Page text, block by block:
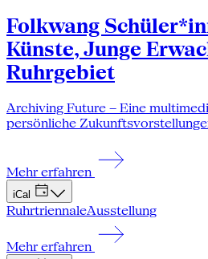
Folkwang
Künste, Junge
Ruhrgebiet
Archiving Future – Eine
persönliche
Mehr erfahren
iCal
RuhrtriennaleAusstellung
Mehr erfahren